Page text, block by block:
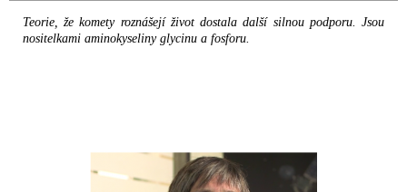
Teorie, že komety roznášejí život dostala další silnou podporu. Jsou
nositelkami aminokyseliny glycinu a fosforu.